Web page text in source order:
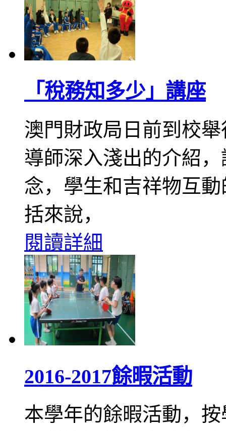
「稅務知多少」講座
澳門財政局日前到校
導師深入淺出的介紹
念，學生和吉祥物互
括來說，
閱讀詳細
2016-2017餘暇活動
本學年的餘暇活動，